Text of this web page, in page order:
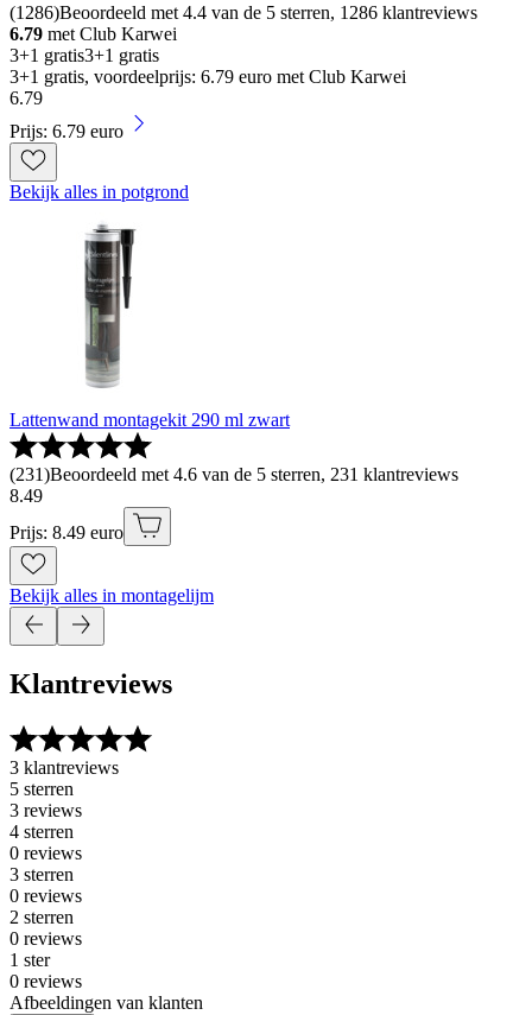
(1286)Beoordeeld met 4.4 van de 5 sterren, 1286 klantreviews
6.79 met Club Karwei
3+1 gratis3+1 gratis
3+1 gratis, voordeelprijs: 6.79 euro met Club Karwei
6.79
Prijs: 6.79 euro
Bekijk alles in potgrond
Lattenwand montagekit 290 ml zwart
(231)Beoordeeld met 4.6 van de 5 sterren, 231 klantreviews
8.49
Prijs: 8.49 euro
Bekijk alles in montagelijm
Klantreviews
3 klantreviews
5 sterren
3 reviews
4 sterren
0 reviews
3 sterren
0 reviews
2 sterren
0 reviews
1 ster
0 reviews
Afbeeldingen van klanten